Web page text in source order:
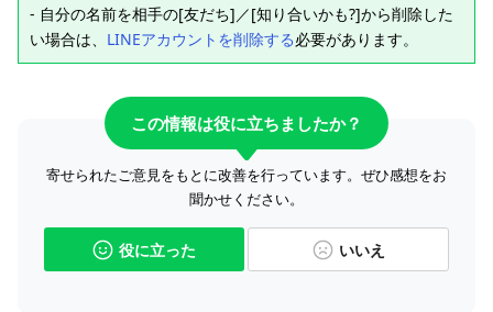
- 自分の名前を相手の[友だち]／[知り合いかも?]から削除した
い場合は、 LINEアカウントを削除する必要があります。
この情報は役に立ちましたか？
寄せられたご意見をもとに改善を行っています。ぜひ感想をお
聞かせください。
役に立った いいえ